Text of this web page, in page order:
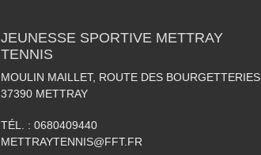
JEUNESSE SPORTIVE METTRAY
TENNIS
MOULIN MAILLET, ROUTE DES BOURGETTERIES
37390 METTRAY
TÉL. : 0680409440
METTRAYTENNIS@FFT.FR